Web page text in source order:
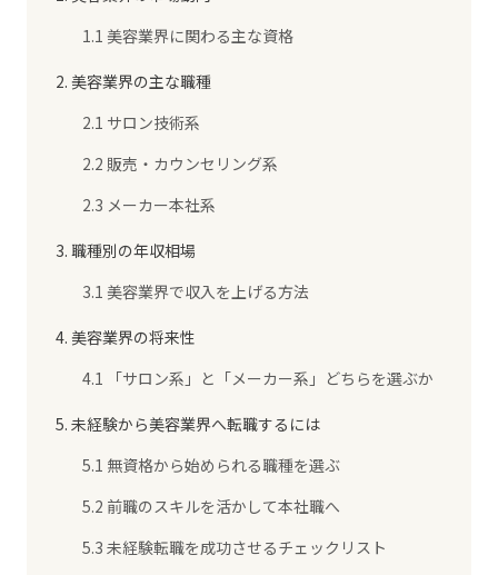
1.1 美容業界に関わる主な資格
2. 美容業界の主な職種
2.1 サロン技術系
2.2 販売・カウンセリング系
2.3 メーカー本社系
3. 職種別の年収相場
3.1 美容業界で収入を上げる方法
4. 美容業界の将来性
4.1 「サロン系」と「メーカー系」どちらを選ぶか
5. 未経験から美容業界へ転職するには
5.1 無資格から始められる職種を選ぶ
5.2 前職のスキルを活かして本社職へ
5.3 未経験転職を成功させるチェックリスト